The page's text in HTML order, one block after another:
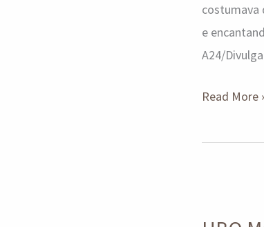
costumava
e
A24/
Read More